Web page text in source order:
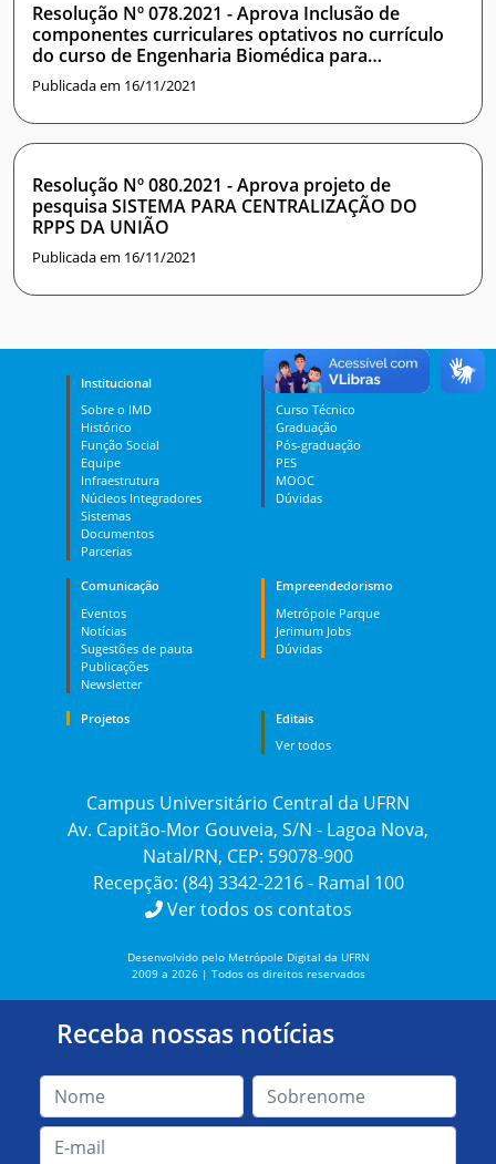
Resolução Nº 078.2021 - Aprova Inclusão de
componentes curriculares optativos no currículo
do curso de Engenharia Biomédica para
credenciamento no PES
Publicada em 16/11/2021
Resolução Nº 080.2021 - Aprova projeto de
pesquisa SISTEMA PARA CENTRALIZAÇÃO DO
RPPS DA UNIÃO
Publicada em 16/11/2021
Institucional
Sobre o IMD
Histórico
Função Social
Equipe
Infraestrutura
Núcleos Integradores
Sistemas
Documentos
Parcerias
Ensino
Curso Técnico
Graduação
Pós-graduação
PES
MOOC
Dúvidas
Comunicação
Eventos
Notícias
Sugestões de pauta
Publicações
Newsletter
Empreendedorismo
Metrópole Parque
Jerimum Jobs
Dúvidas
Projetos
Editais
Ver todos
Campus Universitário Central da UFRN
Av. Capitão-Mor Gouveia, S/N - Lagoa Nova,
Natal/RN, CEP: 59078-900
Recepção: (84) 3342-2216 - Ramal 100
Ver todos os contatos
Desenvolvido pelo Metrópole Digital da UFRN
2009 a 2026 | Todos os direitos reservados
Receba nossas notícias